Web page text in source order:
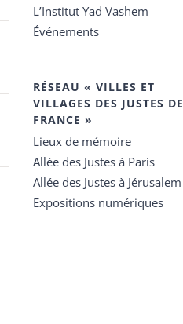
L’Institut Yad Vashem
Événements
RÉSEAU « VILLES ET
VILLAGES DES JUSTES DE
FRANCE »
Lieux de mémoire
Allée des Justes à Paris
Allée des Justes à Jérusalem
Expositions numériques